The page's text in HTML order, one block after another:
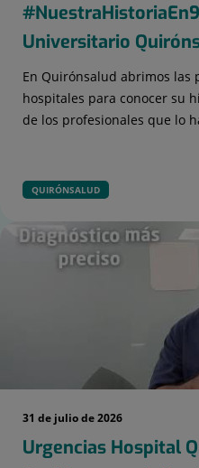
Universitario
En Quirónsalud abrimos las
hospitales para conocer su
de los profesionales que lo
QUIRÓNSALUD
31 de julio de 2026
Urgencias Hospital